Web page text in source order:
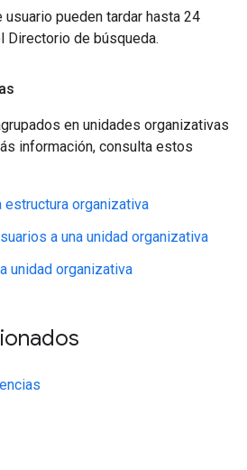
pueden tardar hasta 24
Directorio de búsqueda.
en unidades organizativas
información, consulta estos
estructura organizativa
a una unidad organizativa
unidad organizativa